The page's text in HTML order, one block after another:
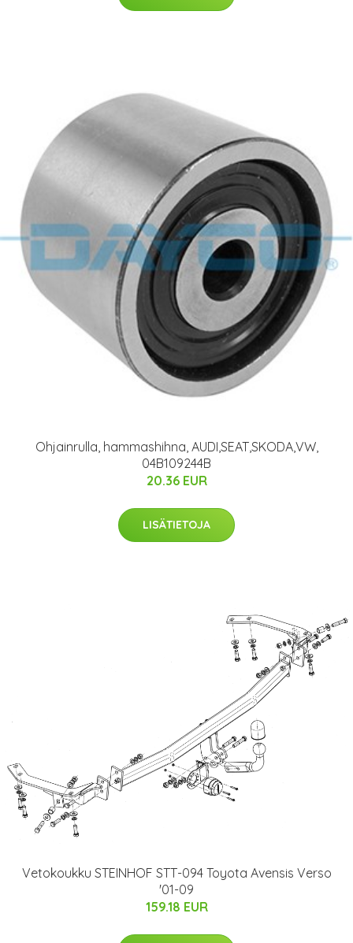
Ohjainrulla, hammashihna, AUDI,SEAT,SKODA,VW,
04B109244B
20.36 EUR
LISÄTIETOJA
Vetokoukku STEINHOF STT-094 Toyota Avensis Verso
'01-09
159.18 EUR